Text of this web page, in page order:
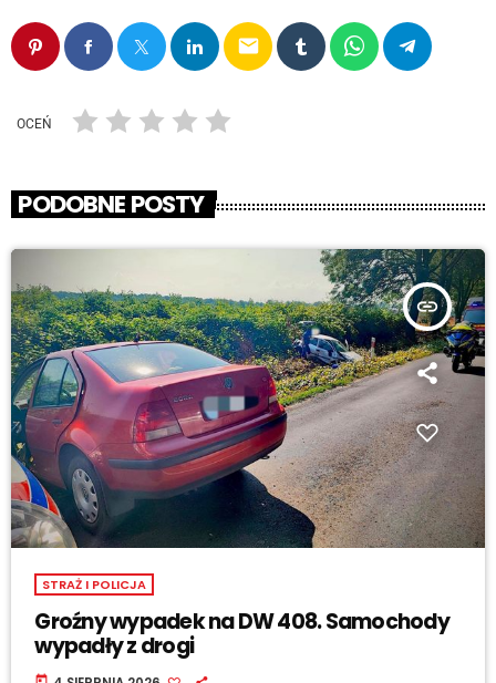
email
OCEŃ
PODOBNE POSTY
insert_link
STRAŻ I POLICJA
Groźny wypadek na DW 408. Samochody
wypadły z drogi